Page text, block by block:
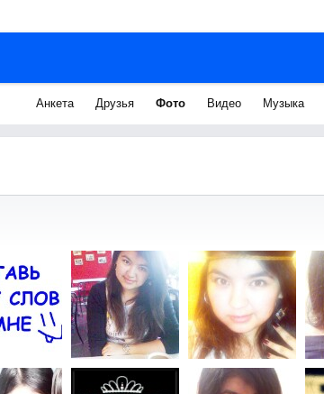
Анкета Друзья Фото Видео Музыка